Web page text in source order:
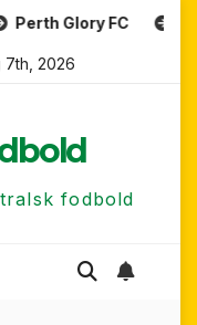
FC Central Coast
7th, 2026
fodbold